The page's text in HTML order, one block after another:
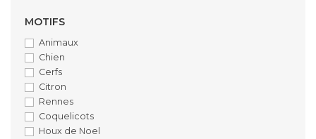
MOTIFS
Animaux
Chien
Cerfs
Citron
Rennes
Coquelicots
Houx de Noel